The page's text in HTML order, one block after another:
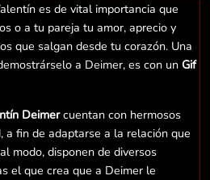
es de vital importancia que
o a tu pareja tu amor, aprecio y
que salgan desde tu corazón. Una
a Deimer, es con un Gif
Deimercuentan con hermosos
a fin de adaptarse a la relación que
modo, disponen de diversos
el que crea que a Deimer le